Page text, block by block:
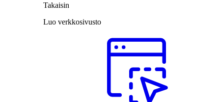
Takaisin
Luo verkkosivusto